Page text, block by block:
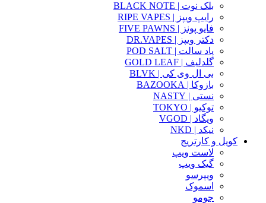
بلک نوت | BLACK NOTE
رایپ ویپز | RIPE VAPES
فایو پونز | FIVE PAWNS
دکتر ویپز | DR.VAPES
پاد سالت | POD SALT
گلدلیف | GOLD LEAF
بی ال وی کی | BLVK
بازوکا | BAZOOKA
نستی | NASTY
توکیو | TOKYO
ویگاد | VGOD
نیکد | NKD
کویل و کارتریج
لاست ویپ
گیک ویپ
ویپرسو
اسموک
جومو